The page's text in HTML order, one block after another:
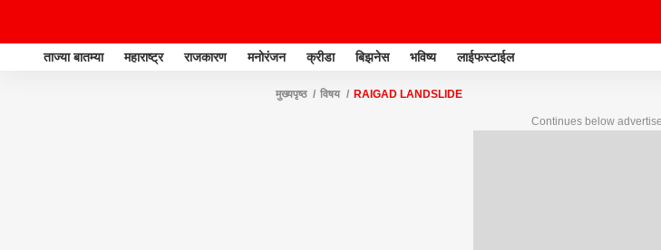
ताज्या बातम्या महाराष्ट्र राजकारण मनोरंजन क्रीडा बिझनेस भविष्य लाईफस्टाईल
मुख्यपृष्ठ विषय RAIGAD LANDSLIDE
Continues below